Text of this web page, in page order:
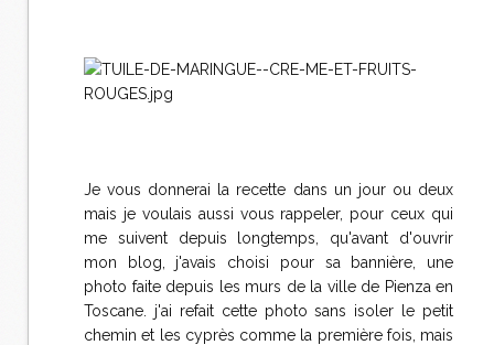
Je vous donnerai la recette dans un jour ou deux
mais je voulais aussi vous rappeler, pour ceux qui
me suivent depuis longtemps, qu'avant d'ouvrir
mon blog, j'avais choisi pour sa bannière, une
photo faite depuis les murs de la ville de Pienza en
Toscane. j'ai refait cette photo sans isoler le petit
chemin et les cyprès comme la première fois, mais